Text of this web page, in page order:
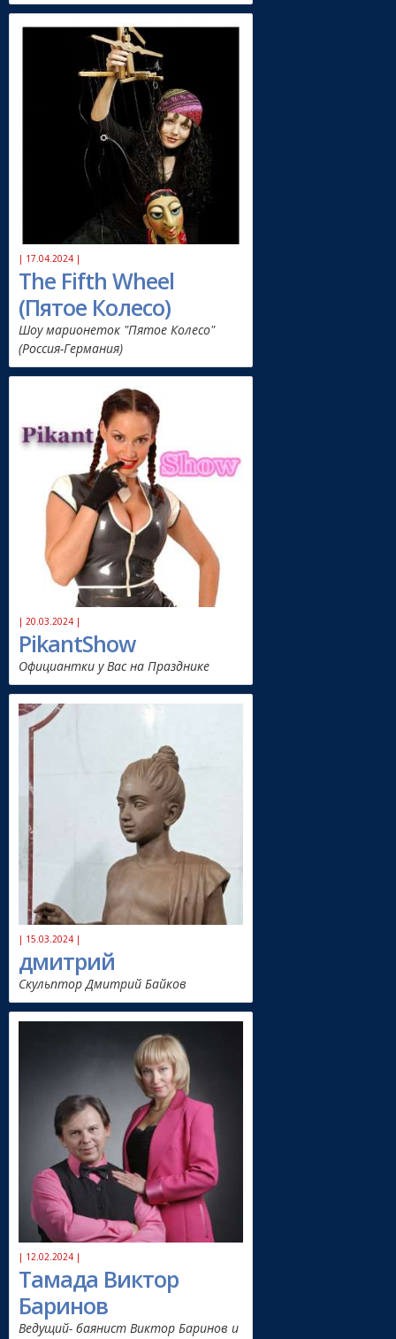
| 17.04.2024 |
The Fifth Wheel
(Пятое Колесо)
Шоу марионеток "Пятое Колесо"
(Россия-Германия)
| 20.03.2024 |
PikantShow
Официантки у Вас на Празднике
| 15.03.2024 |
дмитрий
Скульптор Дмитрий Байков
| 12.02.2024 |
Тамада Виктор
Баринов
Ведущий- баянист Виктор Баринов и